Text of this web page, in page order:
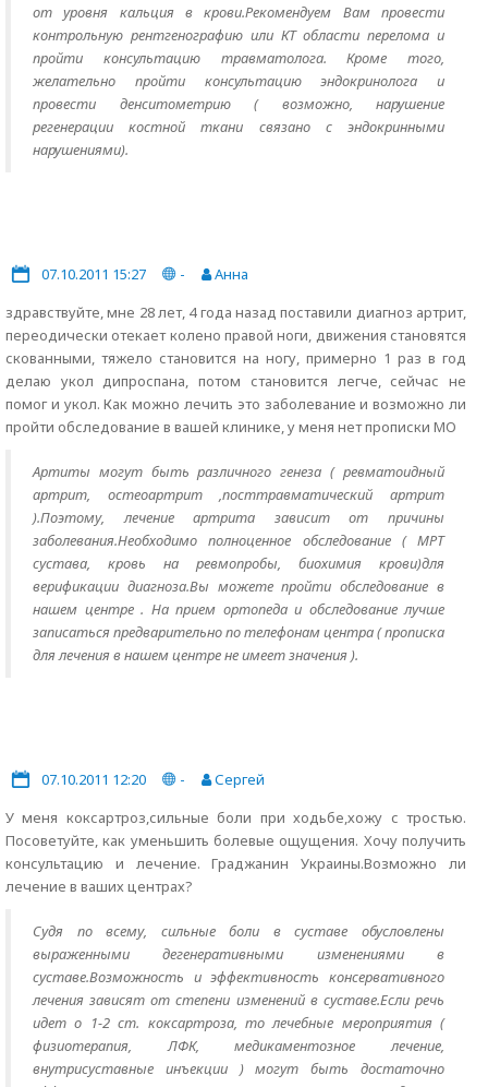
от уровня кальция в крови.Рекомендуем Вам провести
контрольную рентгенографию или КТ области перелома и
пройти консультацию травматолога. Кроме того,
желательно пройти консультацию эндокринолога и
провести денситометрию ( возможно, нарушение
регенерации костной ткани связано с эндокринными
нарушениями).
07.10.2011 15:27 -
Анна
здравствуйте, мне 28 лет, 4 года назад поставили диагноз артрит,
переодически отекает колено правой ноги, движения становятся
скованными, тяжело становится на ногу, примерно 1 раз в год
делаю укол дипроспана, потом становится легче, сейчас не
помог и укол. Как можно лечить это заболевание и возможно ли
пройти обследование в вашей клинике, у меня нет прописки МО
Артиты могут быть различного генеза ( ревматоидный
артрит, остеоартрит ,посттравматический артрит
).Поэтому, лечение артрита зависит от причины
заболевания.Необходимо полноценное обследование ( МРТ
сустава, кровь на ревмопробы, биохимия крови)для
верификации диагноза.Вы можете пройти обследование в
нашем центре . На прием ортопеда и обследование лучше
записаться предварительно по телефонам центра ( прописка
для лечения в нашем центре не имеет значения ).
07.10.2011 12:20 -
Сергей
У меня коксартроз,сильные боли при ходьбе,хожу с тростью.
Посоветуйте, как уменьшить болевые ощущения. Хочу получить
консультацию и лечение. Граджанин Украины.Возможно ли
лечение в ваших центрах?
Судя по всему, сильные боли в суставе обусловлены
выраженными дегенеративными изменениями в
суставе.Возможность и эффективность консервативного
лечения зависят от степени изменений в суставе.Если речь
идет о 1-2 ст. коксартроза, то лечебные мероприятия (
физиотерапия, ЛФК, медикаментозное лечение,
внутрисуставные инъекции ) могут быть достаточно